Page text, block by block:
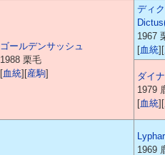
ゴールデンサッシュ
1988 栗毛
[血統][産駒]
ディ
1967
[血統][
ダイ
1979
[血統][
1969